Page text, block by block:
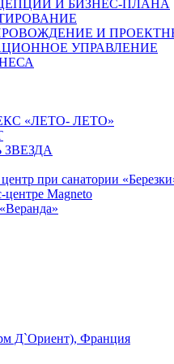
И БИЗНЕС-ПЛАНА
И
УПРАВЛЕНИЕ
«ЛЕТО- ЛЕТО»
при санатории
центре Magneto
Д`Ориент), Франция